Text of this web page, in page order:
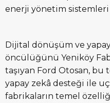
enerji yönetim sistemleri
Dijital dönüşüm ve
öncülüğünü Yeniköy
taşıyan Ford Otosan, bu
yapay zekâ desteği ile
fabrikaların temel